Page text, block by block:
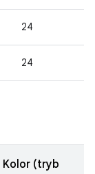
24
24
Kolor (tryb